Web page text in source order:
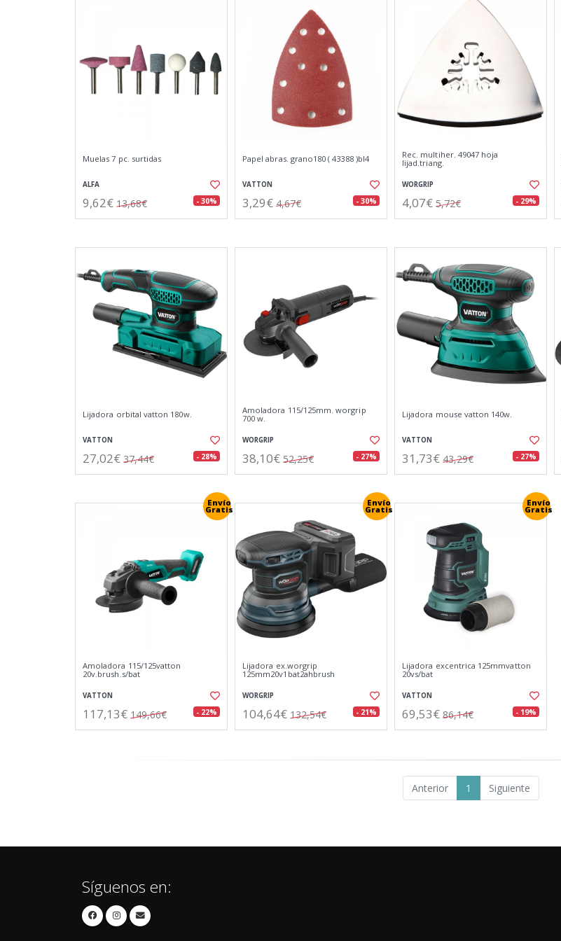
Muelas 7 pc. surtidas
ALFA
9,62€ 13,68€ - 30%
Papel abras. grano180 ( 43388 )bl4
VATTON
3,29€ 4,67€ - 30%
Rec. multiher. 49047 hoja
lijad.triang.
WORGRIP
4,07€ 5,72€ - 29%
Lijadora orbital vatton 180w.
VATTON
27,02€ 37,44€ - 28%
Amoladora 115/125mm. worgrip
700 w.
WORGRIP
38,10€ 52,25€ - 27%
Lijadora mouse vatton 140w.
VATTON
31,73€ 43,29€ - 27%
Envío
Gratis
Amoladora 115/125vatton
20v.brush.s/bat
VATTON
117,13€ 149,66€ - 22%
Envío
Gratis
Lijadora ex.worgrip
125mm20v1bat2ahbrush
WORGRIP
104,64€ 132,54€ - 21%
Envío
Gratis
Lijadora excentrica 125mmvatton
20vs/bat
VATTON
69,53€ 86,14€ - 19%
Anterior 1 Siguiente
Síguenos en: